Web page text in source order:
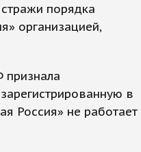
порядка
организацией,
признала
в
Россия» не работает